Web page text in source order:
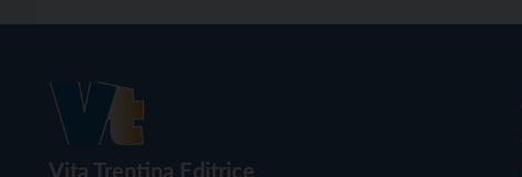
Vita Trentina Editrice